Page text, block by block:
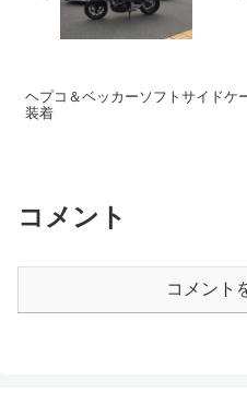
ヘプコ＆ベッカーソフトサイドケ
装着
コメント
コメント